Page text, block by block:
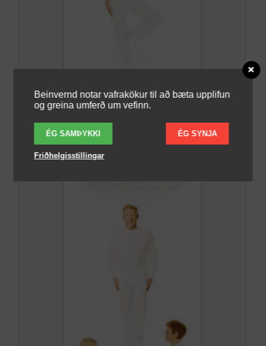
Beinvernd notar vafrakökur til að bæta upplifun
og greina umferð um vefinn.
ÉG SAMÞYKKI ÉG SYNJA
Friðhelgisstillingar